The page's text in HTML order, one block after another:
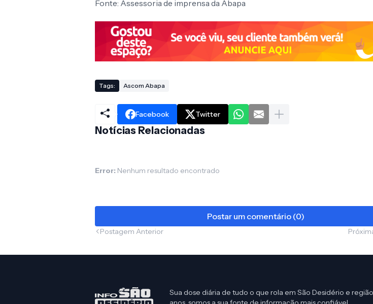
Fonte: Assessoria de imprensa da Abapa
Tags: Ascom Abapa
Facebook Twitter
Notícias Relacionadas
Error: Nenhum resultado encontrado
Postar um comentário (0)
Postagem Anterior
Sua dose diária de tudo o que rola em São Desidério e